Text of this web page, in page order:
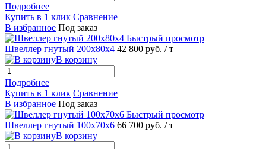
Подробнее
Купить в 1 клик Сравнение
В избранное Под заказ
Быстрый просмотр
Швеллер гнутый 200х80х4 42 800 руб. / т
В корзину
Подробнее
Купить в 1 клик Сравнение
В избранное Под заказ
Быстрый просмотр
Швеллер гнутый 100х70х6 66 700 руб. / т
В корзину